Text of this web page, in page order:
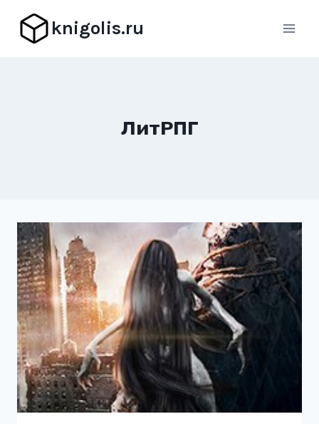
содержимому
knigolis.ru
ЛитРПГ